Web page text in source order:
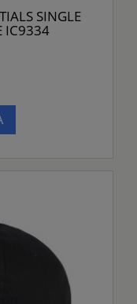
SINGLE
IC9334